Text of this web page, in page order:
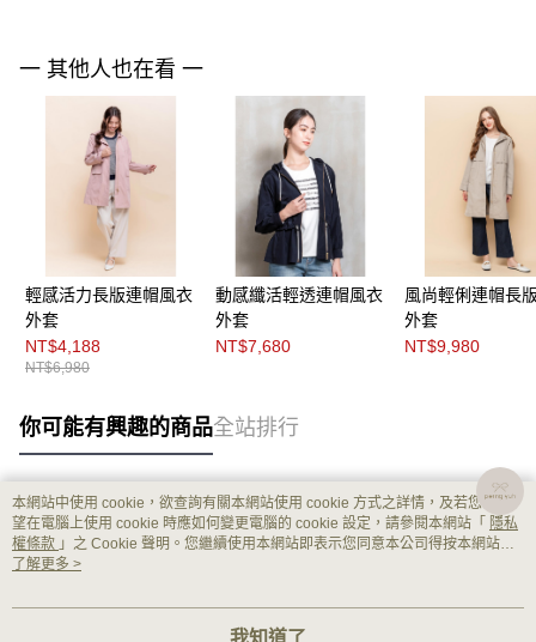
一 其他人也在看 一
輕感活力長版連帽風衣
外套
NT$4,188
NT$6,980
動感纖活輕透連帽風衣
外套
NT$7,680
風尚輕俐連帽長
外套
NT$9,980
你可能有興趣的商品全站排行
熱門標籤
本網站中使用 cookie，欲查詢有關本網站使用 cookie 方式之詳情，及若您不希
望在電腦上使用 cookie 時應如何變更電腦的 cookie 設定，請參閱本網站「 隱私
權條款 」之 Cookie 聲明。您繼續使用本網站即表示您同意本公司得按本網站使
用條款之 Cookie 聲明使用 cookie。
了解更多 >
我知道了